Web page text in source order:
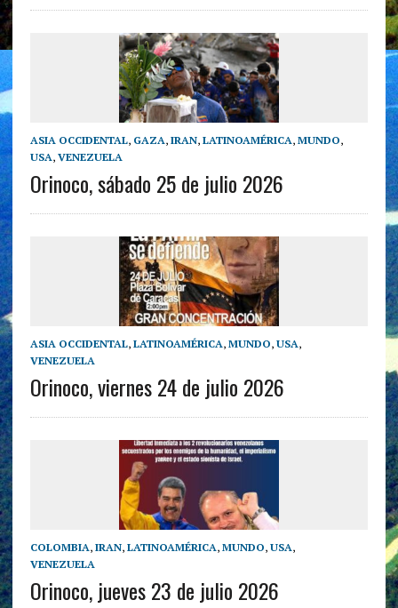
ASIA OCCIDENTAL, GAZA, IRAN, LATINOAMÉRICA, MUNDO,
USA, VENEZUELA
Orinoco, sábado 25 de julio 2026
ASIA OCCIDENTAL, LATINOAMÉRICA, MUNDO, USA,
VENEZUELA
Orinoco, viernes 24 de julio 2026
COLOMBIA, IRAN, LATINOAMÉRICA, MUNDO, USA,
VENEZUELA
Orinoco, jueves 23 de julio 2026